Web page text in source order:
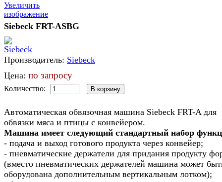
Увеличить
изображение
Siebeck FRT-ASBG
Производитель: Siebeck
Цена: по запросу
Количество:
Автоматическая обвязочная машина Siebeck FRT-A для
обвязки мяса и птицы с конвейером.
Машина имеет следующий стандартный набор
- подача и выход готового продукта через конвейер;
- пневматические держатели для придания продукту
(вместо пневматических держателей машина может
оборудована дополнительным вертикальным лотком);